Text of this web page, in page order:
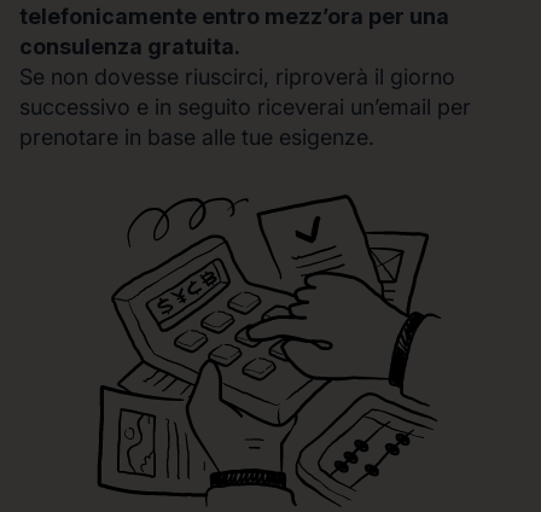
telefonicamente entro mezz’ora per una
consulenza gratuita.
Se non dovesse riuscirci, riproverà il giorno
successivo e in seguito riceverai un’email per
prenotare in base alle tue esigenze.